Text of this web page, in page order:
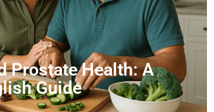
Prostate Health: A
Guide